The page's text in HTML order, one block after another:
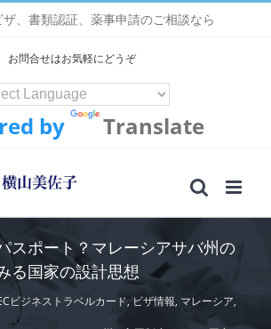
、書類認証、薬事申請のご相談なら
お問合せはお気軽にどうぞ
by Translate
スポート？マレーシアサバ州の
る国家の設計思想
ビジネストラベルカード, ビザ情報, マレーシア,